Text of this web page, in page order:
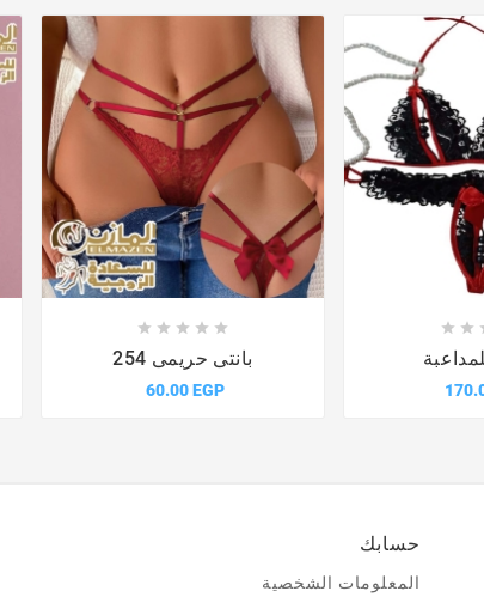

    
بانتى حريمى 254
60.00 EGP
 
حسابك
المعلومات الشخصية